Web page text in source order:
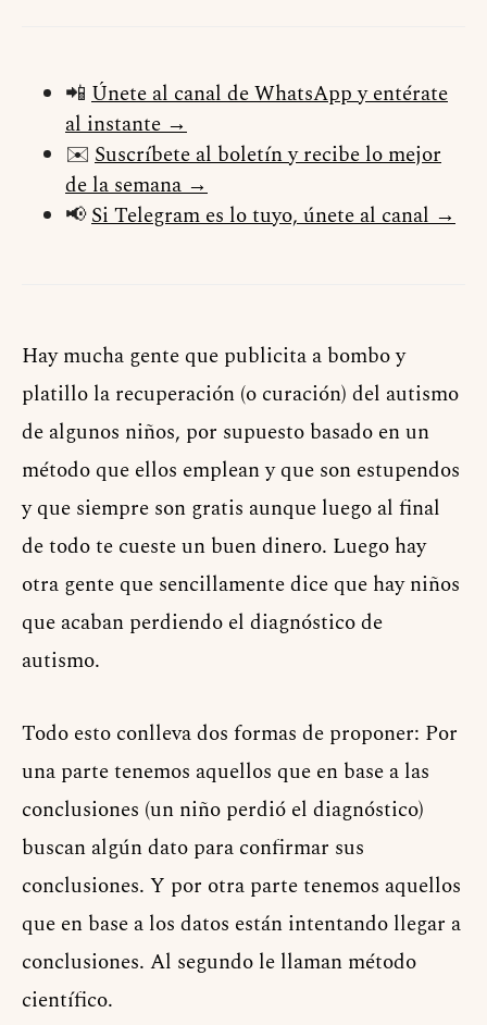
📲 Únete al canal de WhatsApp y entérate
al instante →
✉️ Suscríbete al boletín y recibe lo mejor
de la semana →
📢Si Telegram es lo tuyo, únete al canal →
Hay mucha gente que publicita a bombo y
platillo la recuperación (o curación) del autismo
de algunos niños, por supuesto basado en un
método que ellos emplean y que son estupendos
y que siempre son gratis aunque luego al final
de todo te cueste un buen dinero. Luego hay
otra gente que sencillamente dice que hay niños
que acaban perdiendo el diagnóstico de
autismo.
Todo esto conlleva dos formas de proponer: Por
una parte tenemos aquellos que en base a las
conclusiones (un niño perdió el diagnóstico)
buscan algún dato para confirmar sus
conclusiones. Y por otra parte tenemos aquellos
que en base a los datos están intentando llegar a
conclusiones. Al segundo le llaman método
científico.